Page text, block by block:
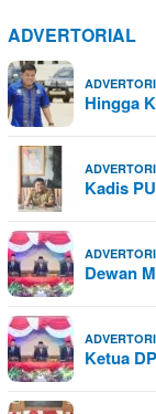
ADVERTORIAL
Hingga
Kadis
Dewan
Ketua